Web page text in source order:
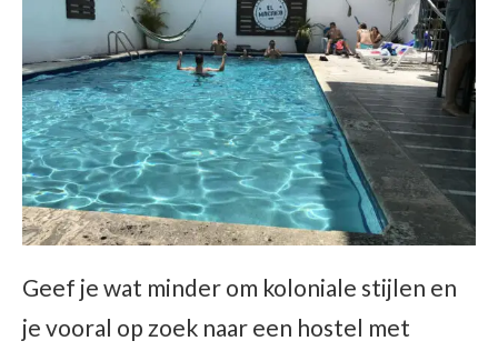
Geef je wat minder om koloniale stijlen en
je vooral op zoek naar een hostel met